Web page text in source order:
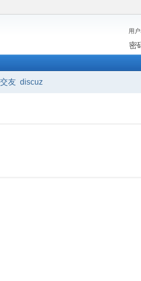
用
密
交友 discuz